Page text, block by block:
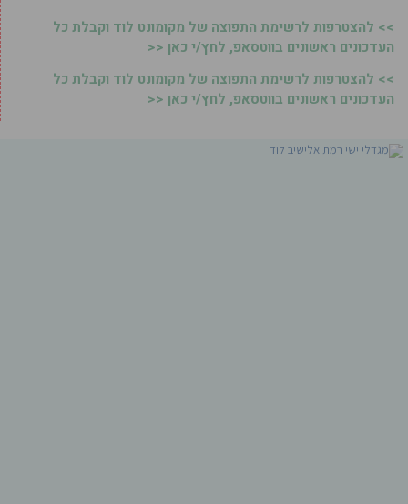
>> להצטרפות לרשימת התפוצה של מקומונט לוד וקבלת כל
העדכונים ראשונים בווטסאפ, לחץ/י כאן <<
>> להצטרפות לרשימת התפוצה של מקומונט לוד וקבלת כל
העדכונים ראשונים בווטסאפ, לחץ/י כאן <<